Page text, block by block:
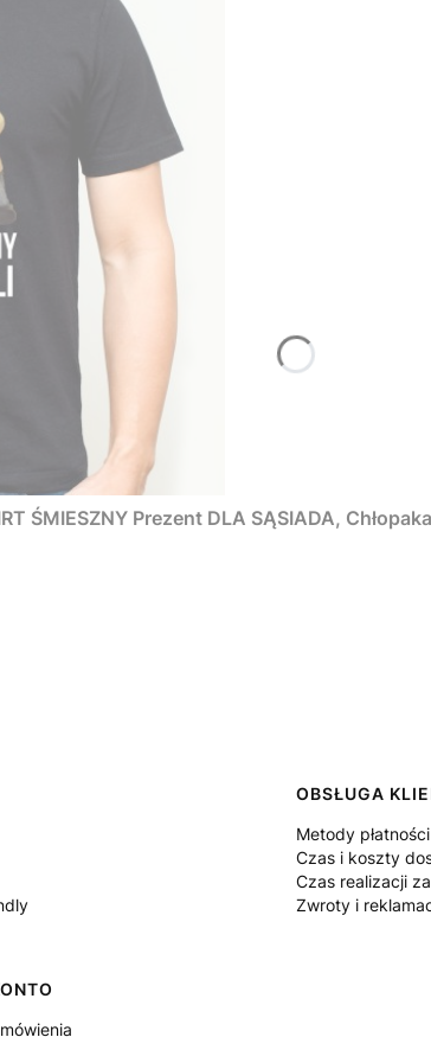
ŚMIESZNY Prezent DLA SĄSIADA,
stopce
OBSŁUGA
Metody płatności
Czas i koszty
Czas realizacji
Zwroty i